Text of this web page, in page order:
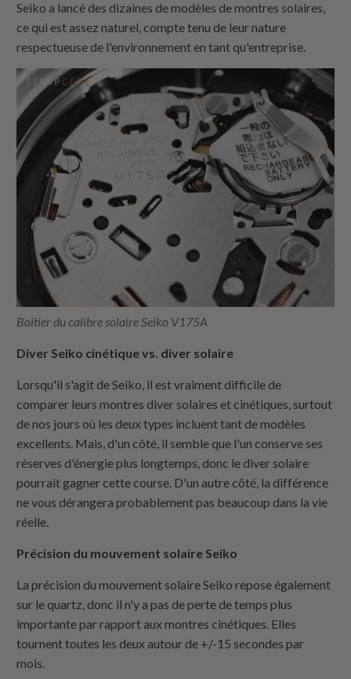
Seiko a lancé des dizaines de modèles de montres solaires,
ce qui est assez naturel, compte tenu de leur nature
respectueuse de l'environnement en tant qu'entreprise.
Boîtier du calibre solaire Seiko V175A
Diver Seiko cinétique vs. diver solaire
Lorsqu'il s'agit de Seiko, il est vraiment difficile de
comparer leurs montres diver solaires et cinétiques, surtout
de nos jours où les deux types incluent tant de modèles
excellents. Mais, d'un côté, il semble que l'un conserve ses
réserves d'énergie plus longtemps, donc le diver solaire
pourrait gagner cette course. D'un autre côté, la différence
ne vous dérangera probablement pas beaucoup dans la vie
réelle.
Précision du mouvement solaire Seiko
La précision du mouvement solaire Seiko repose également
sur le quartz, donc il n'y a pas de perte de temps plus
importante par rapport aux montres cinétiques. Elles
tournent toutes les deux autour de +/-15 secondes par
mois.